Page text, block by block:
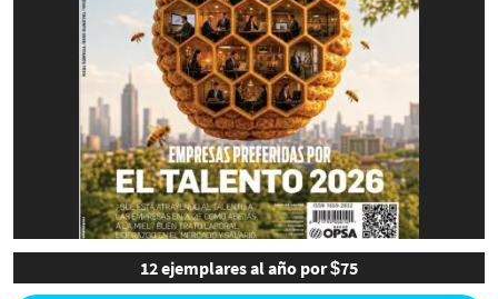
12 ejemplares al año por $75